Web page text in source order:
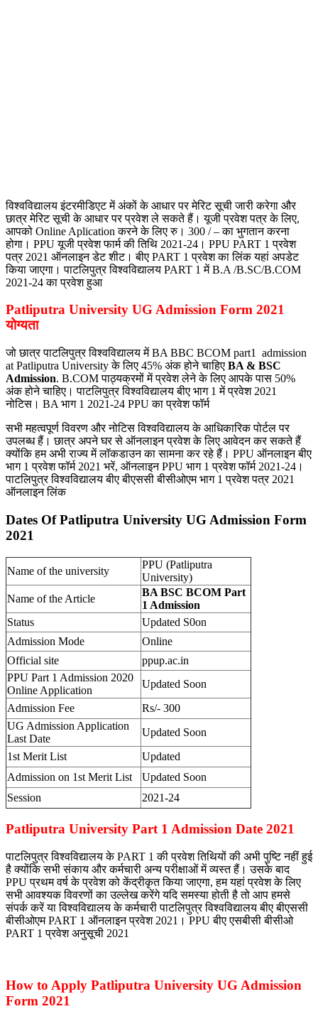
विश्वविद्यालय इंटरमीडिएट में अंकों के आधार पर मेरिट सूची जारी करेगा और
छात्र मेरिट सूची के आधार पर प्रवेश ले सकते हैं।यूजी प्रवेश पत्र के लिए,
आपको Online Aplication करने के लिए रु। 300 / – का भुगतान करना
होगा। PPU यूजी प्रवेश फार्म की तिथि 2021-24। PPU PART 1 प्रवेश
पत्र 2021 ऑनलाइन डेट शीट।बीए PART 1 प्रवेश का लिंक यहां अपडेट
किया जाएगा।पाटलिपुत्र विश्वविद्यालय PART 1 में B.A /B.SC/B.COM
2021-24 का प्रवेश हुआ
Patliputra University UG Admission Form 2021
योग्यता
जो छात्र पाटलिपुत्र विश्वविद्यालय में BA BBC BCOM part1 admission
at Patliputra University के लिए 45% अंक होने चाहिए BA & BSC
Admission. B.COM पाठ्यक्रमों में प्रवेश लेने के लिए आपके पास 50%
अंक होने चाहिए। पाटलिपुत्र विश्वविद्यालय बीए भाग 1 में प्रवेश 2021
नोटिस। BA भाग 1 2021-24 PPU का प्रवेश फॉर्म
सभी महत्वपूर्ण विवरण और नोटिस विश्वविद्यालय के आधिकारिक पोर्टल पर
उपलब्ध हैं। छात्र अपने घर से ऑनलाइन प्रवेश के लिए आवेदन कर सकते हैं
क्योंकि हम अभी राज्य में लॉकडाउन का सामना कर रहे हैं। PPU ऑनलाइन बीए
भाग 1 प्रवेश फॉर्म 2021 भरें, ऑनलाइन PPU भाग 1 प्रवेश फॉर्म 2021-24।
पाटलिपुत्र विश्वविद्यालय बीए बीएससी बीसीओएम भाग 1 प्रवेश पत्र 2021
ऑनलाइन लिंक
Dates Of Patliputra University UG Admission Form
2021
Name of the university
PPU (Patliputra
University)
Name of the Article
BA BSC BCOM Part
1 Admission
Status
Updated S0on
Admission Mode
Online
Official site
ppup.ac.in
PPU Part 1 Admission 2020
Online Application
Updated Soon
Admission Fee
Rs/- 300
UG Admission Application
Last Date
Updated Soon
1st Merit List
Updated
Admission on 1st Merit List
Updated Soon
Session
2021-24
Patliputra University Part 1 Admission Date 2021
पाटलिपुत्र विश्वविद्यालय के PART 1 की प्रवेश तिथियों की अभी पुष्टि नहीं हुई
है क्योंकि सभी संकाय और कर्मचारी अन्य परीक्षाओं में व्यस्त हैं। उसके बाद
PPU प्रथम वर्ष के प्रवेश को केंद्रीकृत किया जाएगा, हम यहां प्रवेश के लिए
सभी आवश्यक विवरणों का उल्लेख करेंगे यदि समस्या होती है तो आप हमसे
संपर्क करें या विश्वविद्यालय के कर्मचारी पाटलिपुत्र विश्वविद्यालय बीए बीएससी
बीसीओएम PART 1 ऑनलाइन प्रवेश 2021। PPU बीए एसबीसी बीसीओ
PART 1 प्रवेश अनुसूची 2021
How to Apply Patliputra University UG Admission
Form 2021